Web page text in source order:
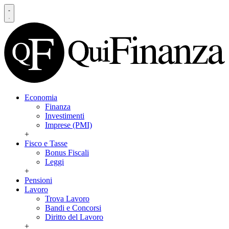
Economia
Finanza
Investimenti
Imprese (PMI)
+
Fisco e Tasse
Bonus Fiscali
Leggi
+
Pensioni
Lavoro
Trova Lavoro
Bandi e Concorsi
Diritto del Lavoro
+